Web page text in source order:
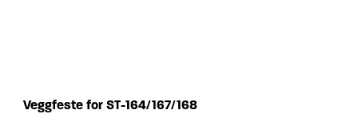
Veggfeste for ST-164/167/168